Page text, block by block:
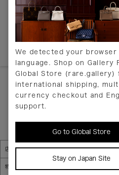
We detected your browser
language. Shop on Gallery
Global Store (rare.gallery)
international shipping,
currency checkout and
support.
Go to Global Store
Stay on Japan Site
配送について
送料について
返品について
ヘルプ
お問い合わせ
当店について
店舗一覧
特定商取引法に基づく表示